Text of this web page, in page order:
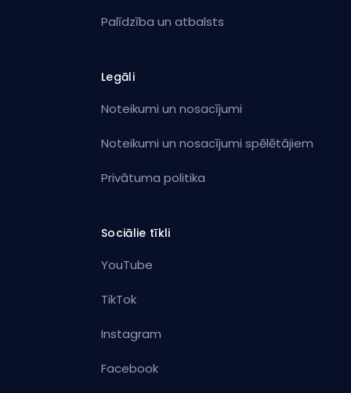
Palīdzība un atbalsts
Legāli
Noteikumi un nosacījumi
Noteikumi un nosacījumi spēlētājiem
Privātuma politika
Sociālie tīkli
YouTube
TikTok
Instagram
Facebook